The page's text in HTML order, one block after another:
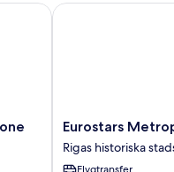
Eurostars
Metropole
Rigas
Eurostars
Rigas historiska
Eurostars